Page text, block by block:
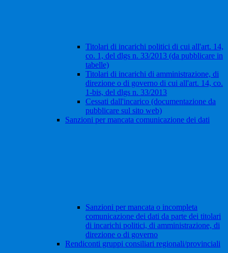
Titolari di incarichi politici di cui all'art. 14,
co. 1, del dlgs n. 33/2013 (da pubblicare in
tabelle)
Titolari di incarichi di amministrazione, di
direzione o di governo di cui all'art. 14, co.
1-bis, del dlgs n. 33/2013
Cessati dall'incarico (documentazione da
pubblicare sul sito web)
Sanzioni per mancata comunicazione dei dati
Sanzioni per mancata o incompleta
comunicazione dei dati da parte dei titolari
di incarichi politici, di amministrazione, di
direzione o di governo
Rendiconti gruppi consiliari regionali/provinciali